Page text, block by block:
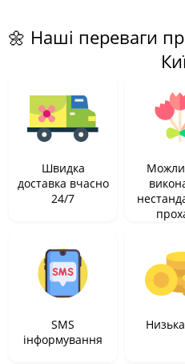
🌼 Наші переваги
Швидка
доставка вчасно
24/7
SMS
інформування